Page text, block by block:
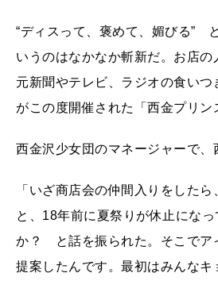
“ディスって、褒めて、媚びる”
いうのはなかなか斬新だ。お店
元新聞やテレビ、ラジオの食い
がこの度開催された「西金プリ
西金沢少女団のマネージャーで
「いざ商店会の仲間入りをした
と、18年前に夏祭りが休止にな
か？ と話を振られた。そこでア
提案したんです。最初はみんな